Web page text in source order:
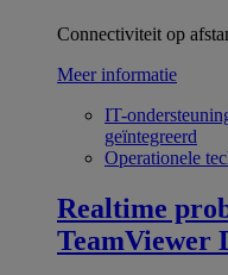
Connectiviteit op
Meer informatie
IT-
geïntegreerd
Operationele
Realtime
TeamViewer